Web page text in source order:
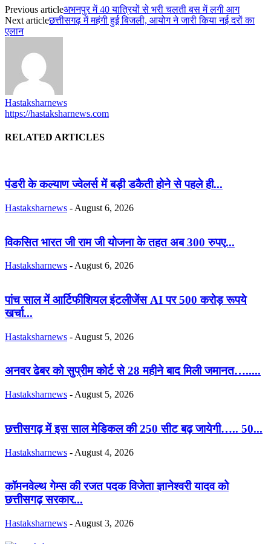
Previous articleअभनपुर में 40 यात्रियों से भरी चलती बस में लगी आग
Next articleछत्तीसगढ़ में महंगी हुई बिजली, आयोग ने जारी किया नई दरों का
एलान
Hastaksharnews
https://hastaksharnews.com
RELATED ARTICLES
पंडरी के कल्याण ज्वेलर्स में बड़ी डकैती होने से पहले ही...
Hastaksharnews - August 6, 2026
विकसित भारत जी राम जी योजना के तहत अब 300 रुपए...
Hastaksharnews - August 6, 2026
पांच साल में आर्टिफीशियल इंटलीजेंस AI पर 500 करोड़ रूपये
खर्चा...
Hastaksharnews - August 5, 2026
अनवर ढेबर को सुप्रीम कोर्ट से 28 महीने बाद मिली जमानत….....
Hastaksharnews - August 5, 2026
छत्तीसगढ़ में इस साल मेडिकल की 250 सीट बढ़ जायेगी….. 50...
Hastaksharnews - August 4, 2026
कॉमनवेल्थ गेम्स की रजत पदक विजेता ज्ञानेश्वरी यादव को
छत्तीसगढ़ सरकार...
Hastaksharnews - August 3, 2026